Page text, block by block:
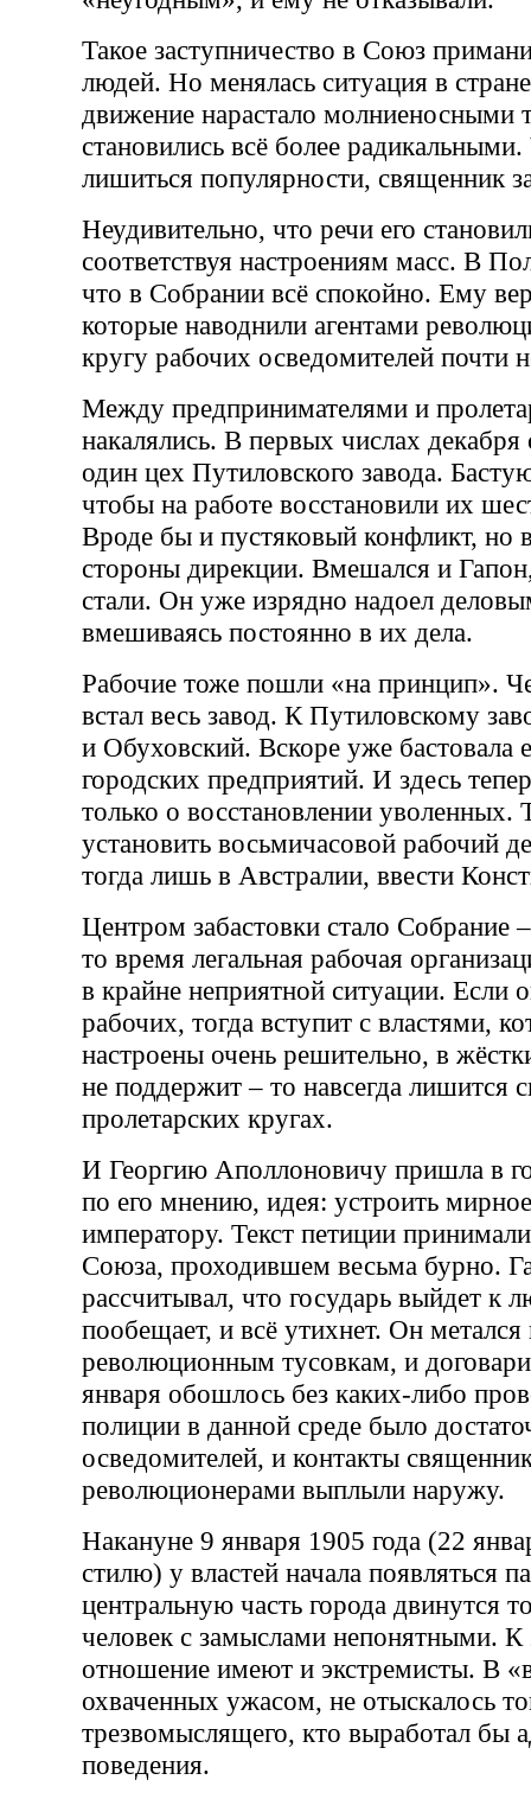
Такое заступничество в Союз
людей. Но менялась ситуация в
движение нарастало молниеносными
становились всё более
лишиться популярности, священник
Неудивительно, что речи его
соответствуя настроениям масс. В
что в Собрании всё спокойно. Ему
которые наводнили агентами
кругу рабочих осведомителей почти
Между предпринимателями и
накалялись. В первых числах декабря
один цех Путиловского завода.
чтобы на работе восстановили их
Вроде бы и пустяковый конфликт, но
стороны дирекции. Вмешался и
стали. Он уже изрядно надоел
вмешиваясь постоянно в их дела.
Рабочие тоже пошли «на принцип».
встал весь завод. К Путиловскому
и Обуховский. Вскоре уже бастовала
городских предприятий. И здесь
только о восстановлении уволенных.
установить восьмичасовой рабочий
тогда лишь в Австралии, ввести
Центром забастовки стало Собрание
то время легальная рабочая
в крайне неприятной ситуации. Если
рабочих, тогда вступит с властями,
настроены очень решительно, в
не поддержит – то навсегда лишится
пролетарских кругах.
И Георгию Аполлоновичу пришла в
по его мнению, идея: устроить
императору. Текст петиции
Союза, проходившем весьма бурно.
рассчитывал, что государь выйдет к
пообещает, и всё утихнет. Он
революционным тусовкам, и
января обошлось без каких-либо
полиции в данной среде было
осведомителей, и контакты
революционерами выплыли наружу.
Накануне 9 января 1905 года (22
стилю) у властей начала появляться
центральную часть города двинутся
человек с замыслами непонятными. К
отношение имеют и экстремисты. В
охваченных ужасом, не отыскалось
трезвомыслящего, кто выработал бы
поведения.